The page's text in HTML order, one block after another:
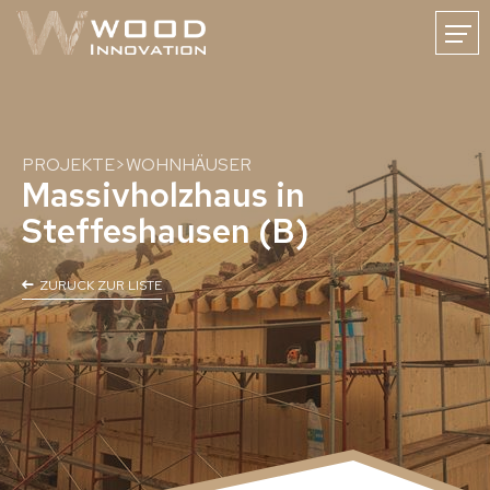
KARRIERE
FR
Holzmassivbau
Bauen mit Massivholz
CLT-Holzmassivbau
CLT-Oberflächen
CNC-Holzabbund
Baulösungen
Holzhäuser
Holz-Gewerbebauten
PROJEKTE>WOHNHÄUSER
Massivholzhaus in
Steffeshausen (B)
ZURUCK ZUR LISTE